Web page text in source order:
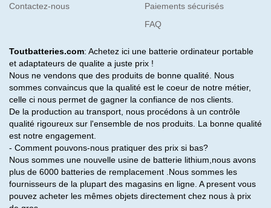
Contactez-nous
Paiements sécurisés
FAQ
Toutbatteries.com: Achetez ici une batterie ordinateur portable
et adaptateurs de qualite a juste prix !
Nous ne vendons que des produits de bonne qualité. Nous
sommes convaincus que la qualité est le coeur de notre métier,
celle ci nous permet de gagner la confiance de nos clients.
De la production au transport, nous procédons à un contrôle
qualité rigoureux sur l'ensemble de nos produits. La bonne qualité
est notre engagement.
- Comment pouvons-nous pratiquer des prix si bas?
Nous sommes une nouvelle usine de batterie lithium,nous avons
plus de 6000 batteries de remplacement .Nous sommes les
fournisseurs de la plupart des magasins en ligne. A present vous
pouvez acheter les mêmes objets directement chez nous à prix